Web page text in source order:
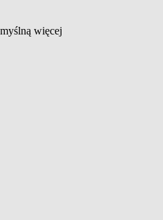
więcej